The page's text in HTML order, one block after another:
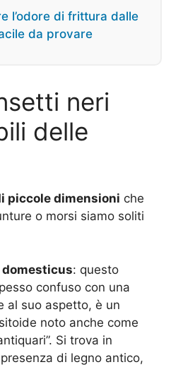
l’odore di frittura dalle
da provare
neri
delle
piccole dimensioni che
o morsi siamo soliti
domesticus: questo
confuso con una
al suo aspetto, è un
noto anche come
Si trova in
di legno antico,